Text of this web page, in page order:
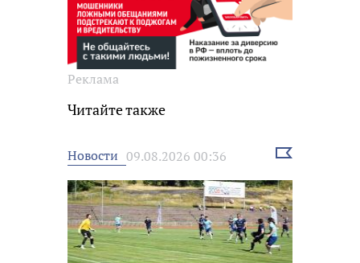
Реклама
Читайте также
Новости 09.08.2026 00:36
Выбрать